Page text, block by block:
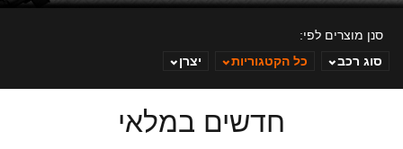
ב. ינוביץ
סנן מוצרים לפי:
סוג רכב
כל הקטגוריות יצרן
חדשים במלאי